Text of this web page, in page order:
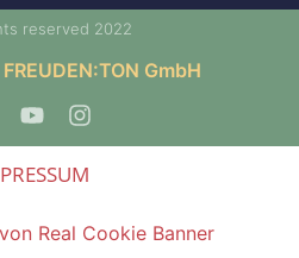
reserved 2022
GmbH
Real Cookie Banner